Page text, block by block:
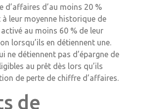
d’affaires d’au moins 20 %
leur moyenne historique de
au moins 60 % de leur
lorsqu’ils en détiennent une.
ne détiennent pas d’épargne de
au prêt dès lors qu’ils
de perte de chiffre d’affaires.
de